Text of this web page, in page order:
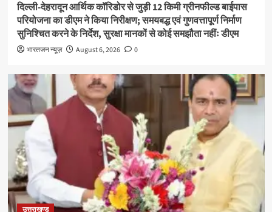
दिल्ली-देहरादून आर्थिक कॉरिडोर से जुड़ी 12 किमी ग्रीनफील्ड बाईपास
परियोजना का डीएम ने किया निरीक्षण; समयबद्ध एवं गुणवत्तापूर्ण निर्माण
सुनिश्चित करने के निर्देश, सुरक्षा मानकों से कोई समझौता नहींः डीएम
भारतजन न्यूज़ August 6, 2026 0